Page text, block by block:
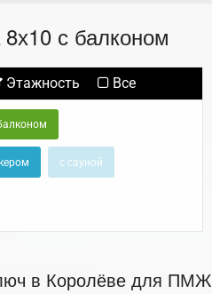
с балконом
Этажность Все
с сауной
в Королёве для ПМЖ